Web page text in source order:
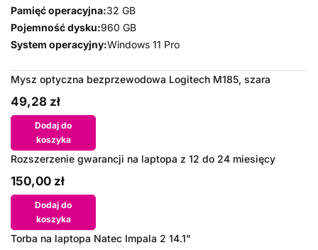
Pamięć operacyjna:32 GB
Pojemność dysku:960 GB
System operacyjny:Windows 11 Pro
Mysz optyczna bezprzewodowa Logitech M185, szara
49,28 zł
Dodaj do
koszyka
Rozszerzenie gwarancji na laptopa z 12 do 24 miesięcy
150,00 zł
Dodaj do
koszyka
Torba na laptopa Natec Impala 2 14.1"